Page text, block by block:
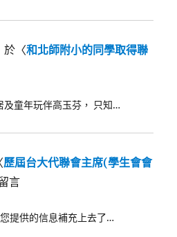
於〈和北師附小的同學取得聯
及童年玩伴高玉芬， 只知…
歷屆台大代聯會主席(學生會會
言
提供的信息補充上去了…